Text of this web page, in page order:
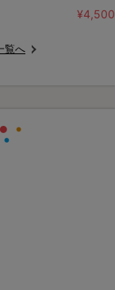
¥4,500
覧へ